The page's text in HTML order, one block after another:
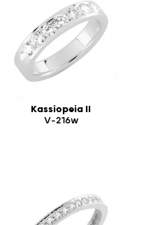
Kassiopeia II
V-216w